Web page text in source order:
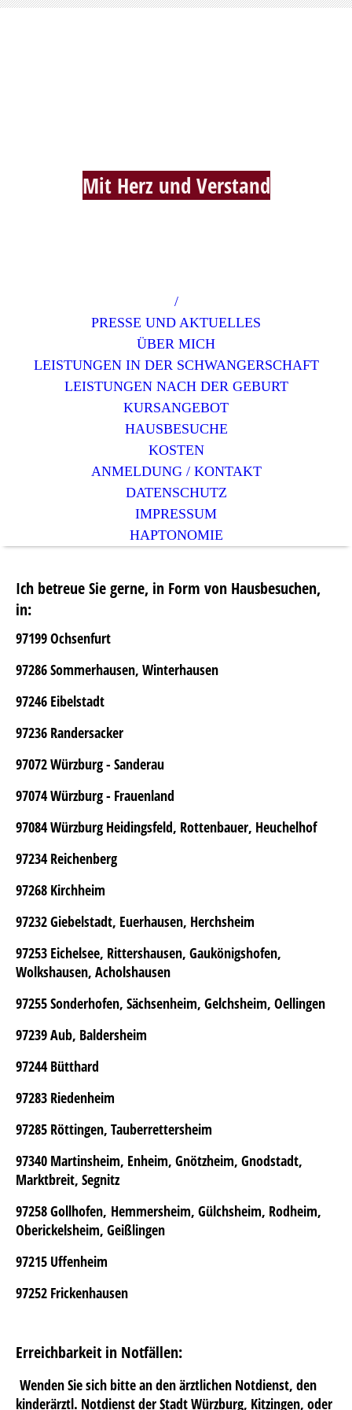
Mit Herz und Verstand
/
PRESSE UND AKTUELLES
ÜBER MICH
LEISTUNGEN IN DER SCHWANGERSCHAFT
LEISTUNGEN NACH DER GEBURT
KURSANGEBOT
HAUSBESUCHE
KOSTEN
ANMELDUNG / KONTAKT
DATENSCHUTZ
IMPRESSUM
HAPTONOMIE
Ich betreue Sie gerne, in Form von Hausbesuchen,
in:
97199 Ochsenfurt
97286 Sommerhausen, Winterhausen
97246 Eibelstadt
97236 Randersacker
97072 Würzburg - Sanderau
97074 Würzburg - Frauenland
97084 Würzburg Heidingsfeld, Rottenbauer, Heuchelhof
97234 Reichenberg
97268 Kirchheim
97232 Giebelstadt, Euerhausen, Herchsheim
97253 Eichelsee, Rittershausen, Gaukönigshofen,
Wolkshausen, Acholshausen
97255 Sonderhofen, Sächsenheim, Gelchsheim, Oellingen
97239 Aub, Baldersheim
97244 Bütthard
97283 Riedenheim
97285 Röttingen, Tauberrettersheim
97340 Martinsheim, Enheim, Gnötzheim, Gnodstadt,
Marktbreit, Segnitz
97258 Gollhofen, Hemmersheim, Gülchsheim, Rodheim,
Oberickelsheim, Geißlingen
97215 Uffenheim
97252 Frickenhausen
Erreichbarkeit in Notfällen:
Wenden Sie sich bitte an den ärztlichen Notdienst, den
kinderärztl. Notdienst der Stadt Würzburg, Kitzingen, oder